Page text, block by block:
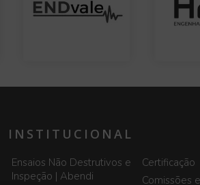
INSTITUCIONAL
Ensaios Não Destrutivos e
Inspeção | Abendi
Certificação
Comissões